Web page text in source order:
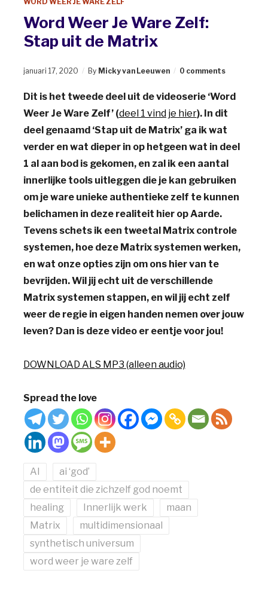
Word Weer Je Ware Zelf:
Stap uit de Matrix
januari 17, 2020 By Micky van Leeuwen 0 comments
Dit is het tweede deel uit de videoserie ‘Word
Weer Je Ware Zelf’ (deel 1 vind je hier). In dit
deel genaamd ‘Stap uit de Matrix’ ga ik wat
verder en wat dieper in op hetgeen wat in deel
1 al aan bod is gekomen, en zal ik een aantal
innerlijke tools uitleggen die je kan gebruiken
om je ware unieke authentieke zelf te kunnen
belichamen in deze realiteit hier op Aarde.
Tevens schets ik een tweetal Matrix controle
systemen, hoe deze Matrix systemen werken,
en wat onze opties zijn om ons hier van te
bevrijden. Wil jij echt uit de verschillende
Matrix systemen stappen, en wil jij echt zelf
weer de regie in eigen handen nemen over jouw
leven? Dan is deze video er eentje voor jou!
DOWNLOAD ALS MP3 (alleen audio)
Spread the love
AI
ai ‘god’
de entiteit die zichzelf god noemt
healing
Innerlijk werk
maan
Matrix
multidimensionaal
synthetisch universum
word weer je ware zelf